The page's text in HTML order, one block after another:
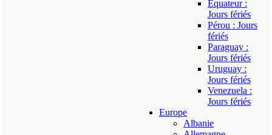
Équateur :
Jours fériés
Pérou : Jours
fériés
Paraguay :
Jours fériés
Uruguay :
Jours fériés
Venezuela :
Jours fériés
Europe
Albanie